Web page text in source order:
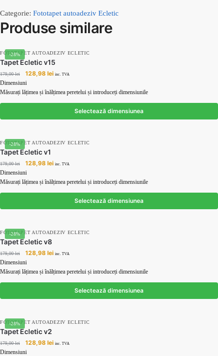
Categorie: Fototapet autoadeziv Ecletic
Produse similare
-28%
FOTOTAPET AUTOADEZIV ECLETIC
Tapet Ecletic v15
179,00lei
Prețul
inițial
a
128,98 leiPrețul
este:
inc. TVA
Dimensiuni
Măsurați lățimea și înălțimea peretelui și introduceți dimensiunile
Selectează dimensiunea
-28%
FOTOTAPET AUTOADEZIV ECLETIC
Tapet Ecletic v1
179,00lei
Prețul
inițial
a
128,98 leiPrețul
este:
inc. TVA
Dimensiuni
Măsurați lățimea și înălțimea peretelui și introduceți dimensiunile
Selectează dimensiunea
-28%
FOTOTAPET AUTOADEZIV ECLETIC
Tapet Ecletic v8
179,00lei
Prețul
inițial
a
128,98 leiPrețul
este:
inc. TVA
Dimensiuni
Măsurați lățimea și înălțimea peretelui și introduceți dimensiunile
Selectează dimensiunea
-28%
FOTOTAPET AUTOADEZIV ECLETIC
Tapet Ecletic v2
179,00lei
Prețul
inițial
128,98 leiPrețul
inc. TVA
Dimensiuni